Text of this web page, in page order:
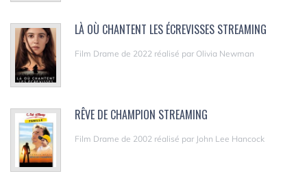
LÀ OÙ CHANTENT LES ÉCREVISSES STREAMING
Film Drame de 2022 réalisé par Olivia Newman
RÊVE DE CHAMPION STREAMING
Film Drame de 2002 réalisé par John Lee Hancock